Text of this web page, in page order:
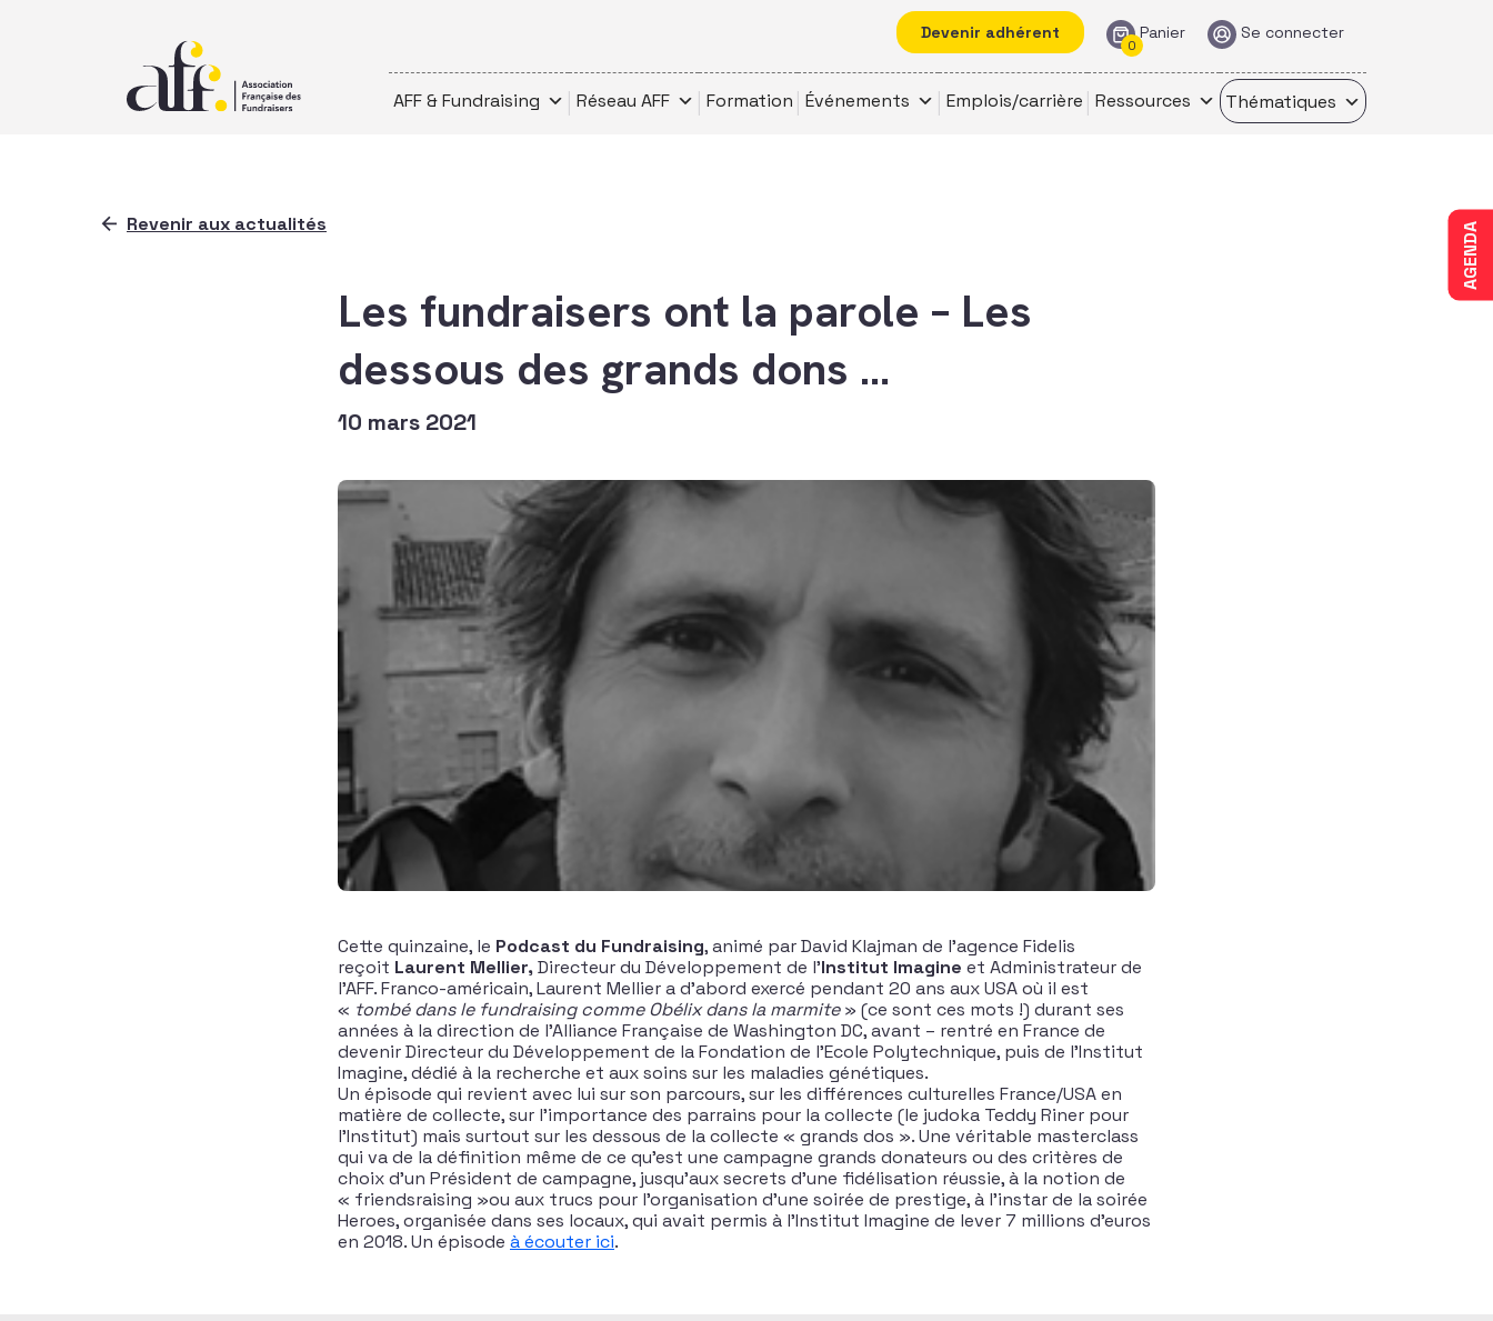
Devenir adhérent Panier
0
Se connecter
AFF & Fundraising Réseau AFF Formation Événements Emplois/carrière Ressources Thématiques
AGENDA
Revenir aux actualités
Les fundraisers ont la parole – Les
dessous des grands dons …
10 mars 2021
Cette quinzaine, le Podcast du Fundraising, animé par David Klajman de l’agence Fidelis
reçoit Laurent Mellier,Directeur du Développement de l’Institut Imagine et Administrateur de
l’AFF. Franco-américain, Laurent Mellier a d’abord exercé pendant 20 ans aux USA où il est
« tombé dans le fundraising comme Obélix dans la marmite» (ce sont ces mots !) durant ses
années à la direction de l’Alliance Française de Washington DC, avant – rentré en France de
devenir Directeur du Développement de la Fondation de l’Ecole Polytechnique, puis de l’Institut
Imagine, dédié à la recherche et aux soins sur les maladies génétiques.
Un épisode qui revient avec lui sur son parcours, sur les différences culturelles France/USA en
matière de collecte, sur l’importance des parrains pour la collecte (le judoka Teddy Riner pour
l’Institut) mais surtout sur les dessous de la collecte « grands dos ». Une véritable masterclass
qui va de la définition même de ce qu’est une campagne grands donateurs ou des critères de
choix d’un Président de campagne, jusqu’aux secrets d’une fidélisation réussie, à la notion de
« friendsraising »ou aux trucs pour l’organisation d’une soirée de prestige, à l’instar de la soirée
Heroes, organisée dans ses locaux, qui avait permis à l’Institut Imagine de lever 7 millions d’euros
en 2018. Un épisode à écouter ici.